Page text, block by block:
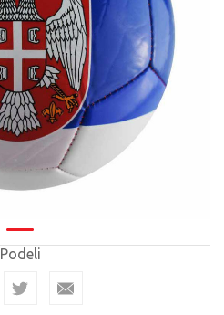
Podeli